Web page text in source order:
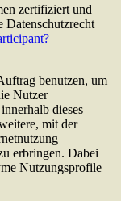
zertifiziert und
Datenschutzrecht
benutzen, um
Nutzer
dieses
mit der
erbringen. Dabei
Nutzungsprofile